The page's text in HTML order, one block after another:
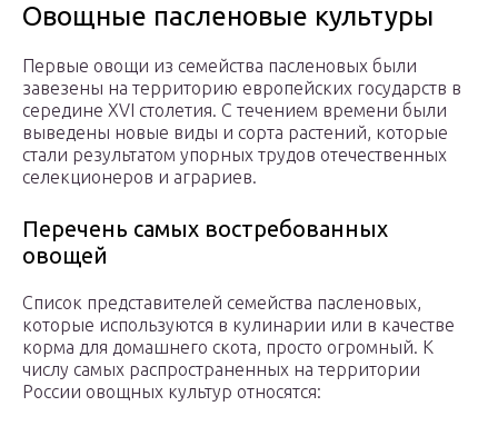
Овощные пасленовые культуры
Первые овощи из семейства пасленовых были
завезены на территорию европейских государств в
середине XVI столетия. С течением времени были
выведены новые виды и сорта растений, которые
стали результатом упорных трудов отечественных
селекционеров и аграриев.
Перечень самых востребованных
овощей
Список представителей семейства пасленовых,
которые используются в кулинарии или в качестве
корма для домашнего скота, просто огромный. К
числу самых распространенных на территории
России овощных культур относятся: